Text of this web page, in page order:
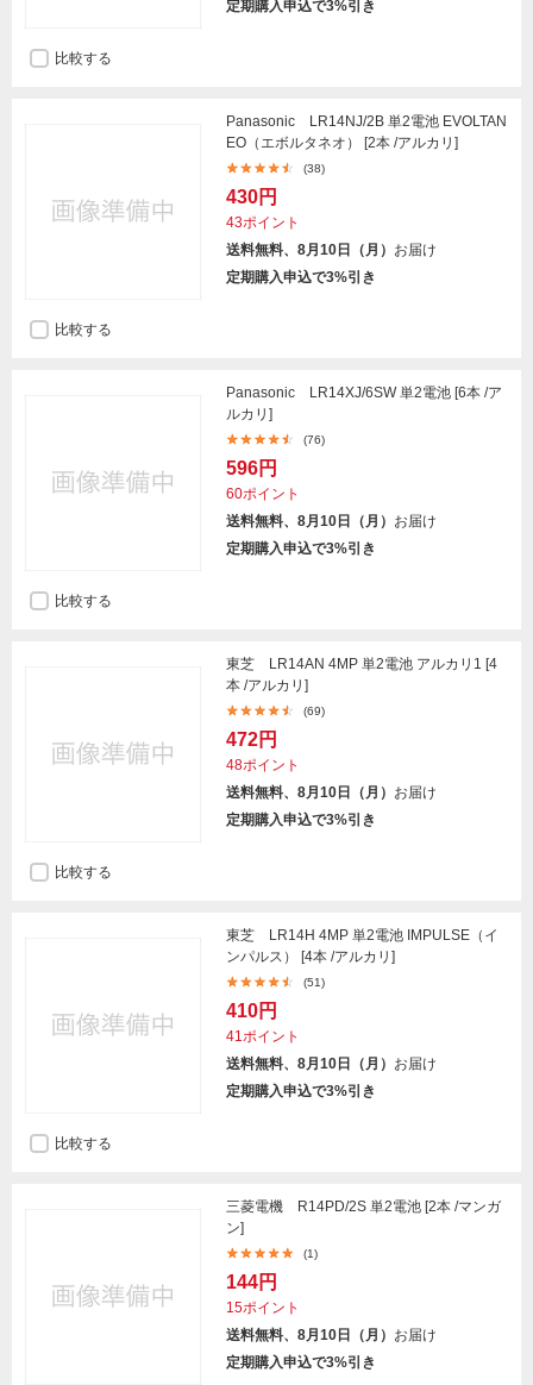
定期購入申込で3%引き
比較する
Panasonic LR14NJ/2B 単2電池 EVOLTAN
EO（エボルタネオ） [2本 /アルカリ]
(38)
430円
43ポイント
送料無料、8月10日（月） お届け
定期購入申込で3%引き
比較する
Panasonic LR14XJ/6SW 単2電池 [6本 /ア
ルカリ]
(76)
596円
60ポイント
送料無料、8月10日（月） お届け
定期購入申込で3%引き
比較する
東芝 LR14AN 4MP 単2電池 アルカリ1 [4
本 /アルカリ]
(69)
472円
48ポイント
送料無料、8月10日（月） お届け
定期購入申込で3%引き
比較する
東芝 LR14H 4MP 単2電池 IMPULSE（イ
ンパルス） [4本 /アルカリ]
(51)
410円
41ポイント
送料無料、8月10日（月） お届け
定期購入申込で3%引き
比較する
三菱電機 R14PD/2S 単2電池 [2本 /マンガ
ン]
(1)
144円
15ポイント
送料無料、8月10日（月） お届け
定期購入申込で3%引き